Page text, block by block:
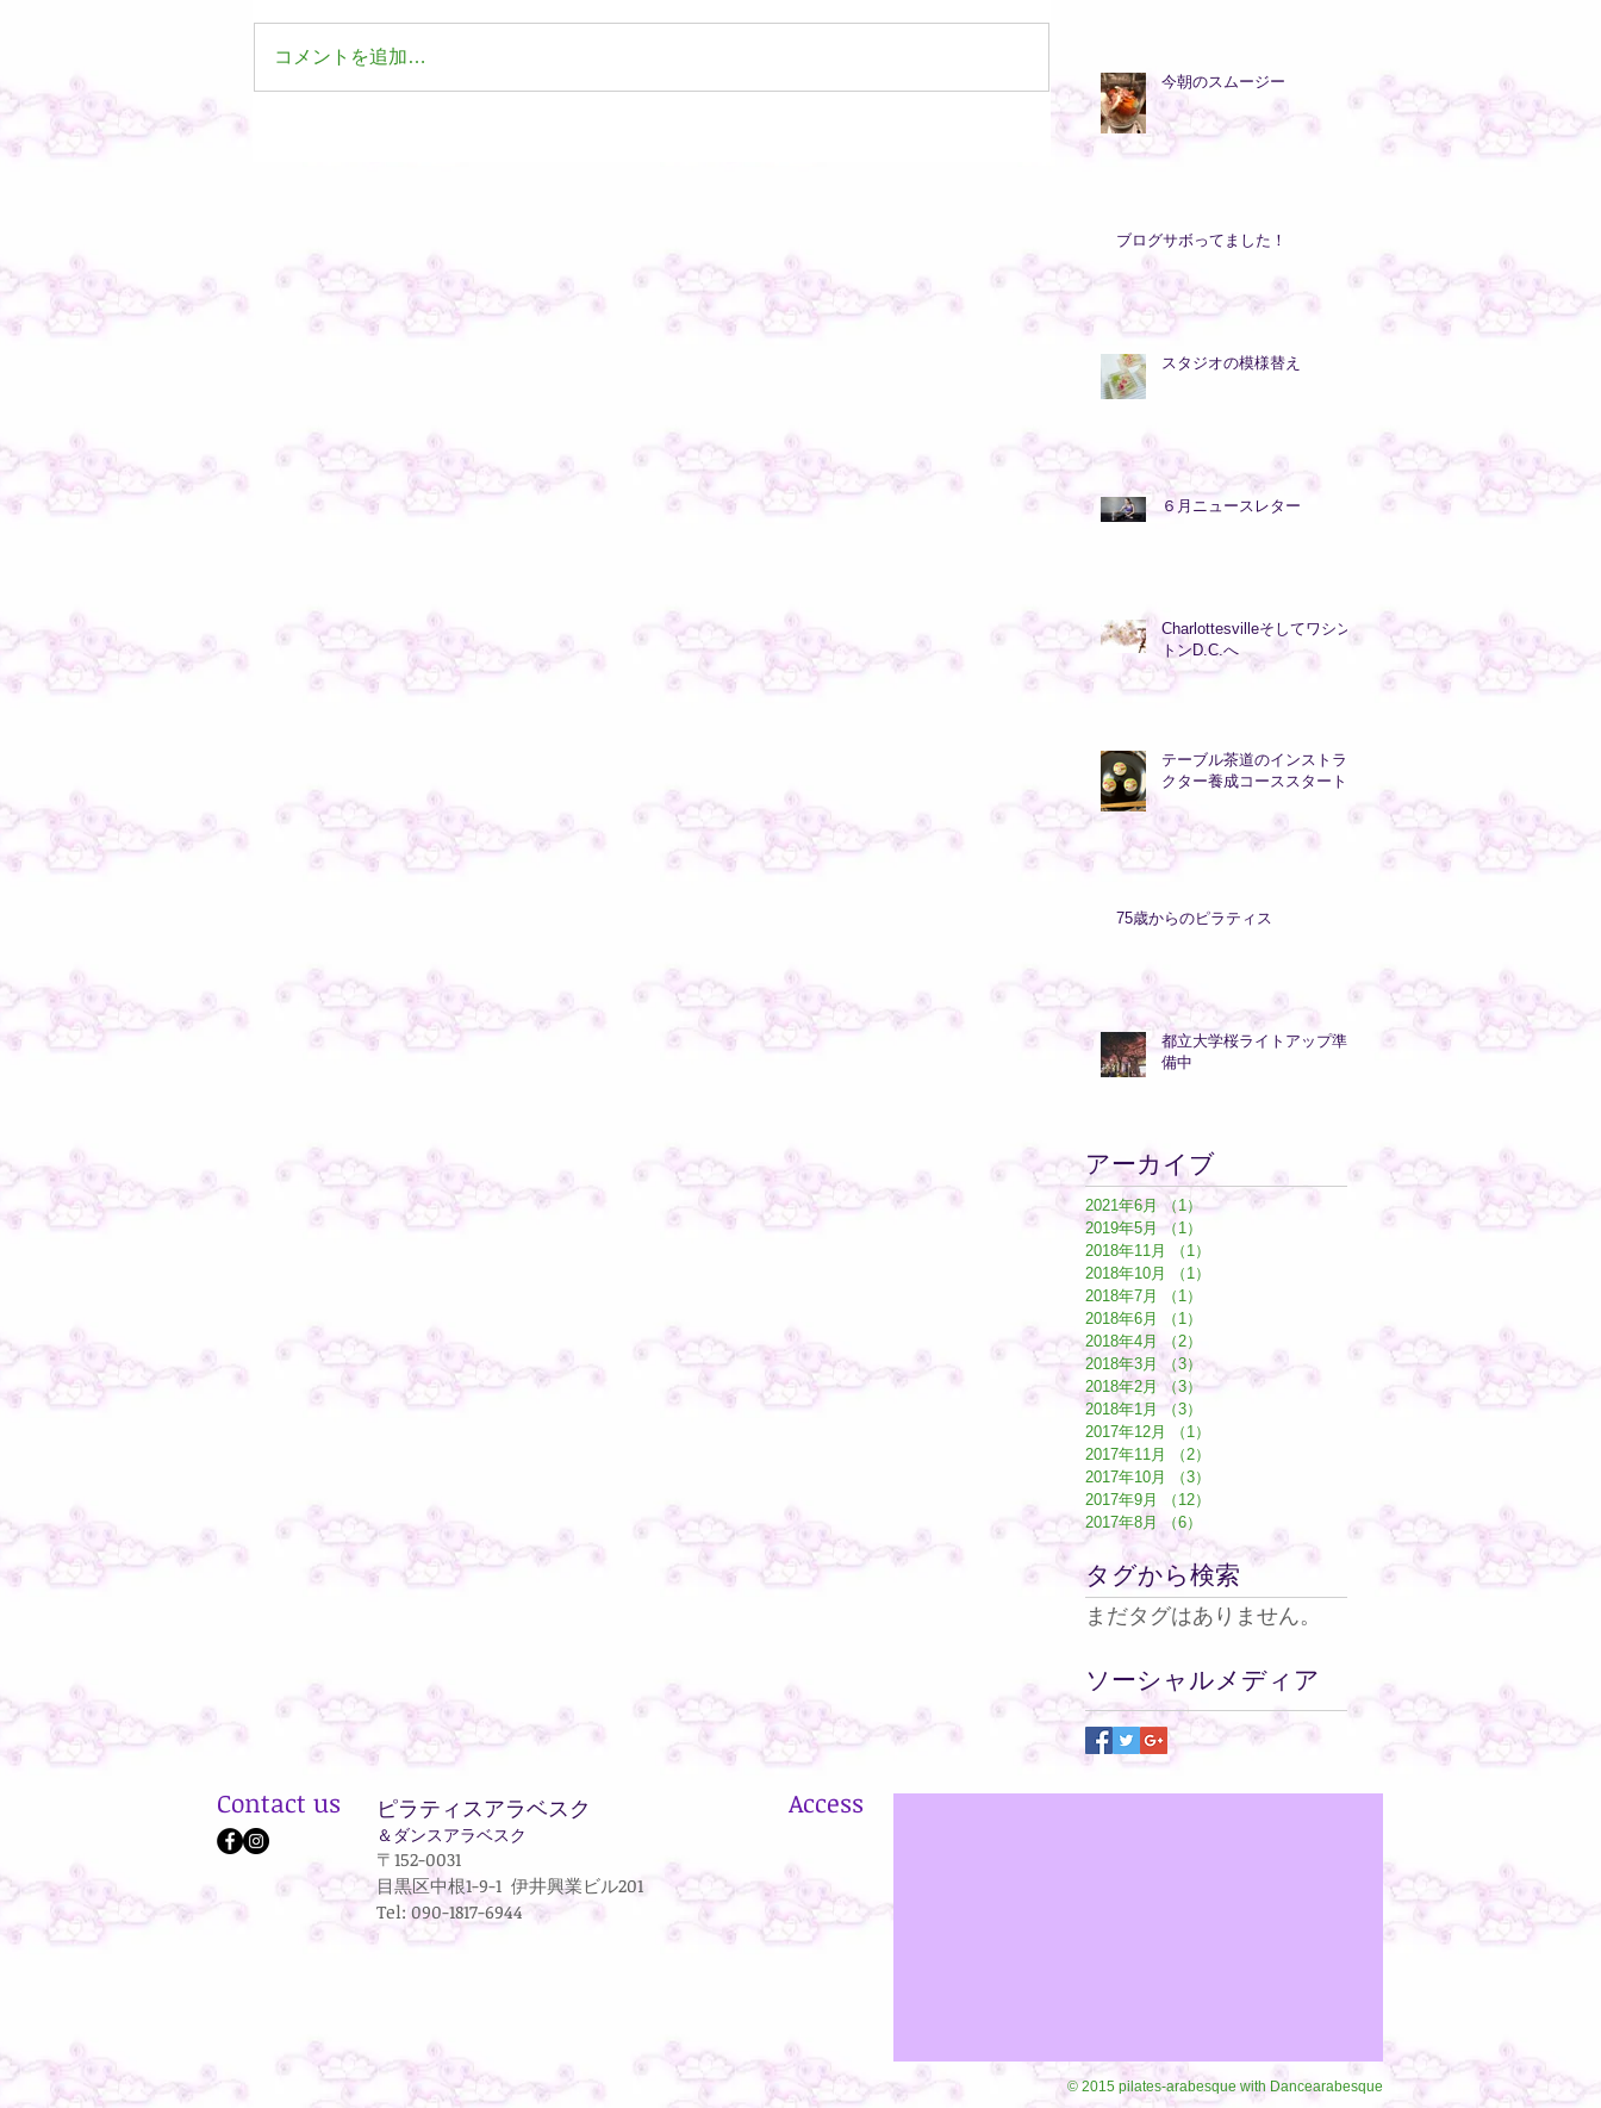
コメントを追加…
今朝のスムージー
ブログサボってました！
スタジオの模様替え
６月ニュースレター
Charlottesvilleそしてワシン
トンD.C.へ
テーブル茶道のインストラ
クター養成コーススタート
75歳からのピラティス
都立大学桜ライトアップ準
備中
アーカイブ
2021年6月 （1） 1件の記事
2019年5月
（1）
2018年11月
（1）
2018年10月
（1）
2018年7月
（1）
2018年6月
（1）
2018年4月
（2）
2018年3月
（3）
2018年2月
（3） 3件の記事
2018年1月 （3）
2017年12月
（1）
2017年11月
（2）
2017年10月
（3）
2017年9月
（12）
2017年8月
（6）
タグから検索
まだタグはありません。
ソーシャルメディア
ピラティスアラベスク
＆ダンスアラベスク
〒152-0031
目黒区中根1-9-1 伊井興業ビル201
Tel: 090-1817-6944
Contact us Access
© 2015 pilates-arabesque with Dancearabesque